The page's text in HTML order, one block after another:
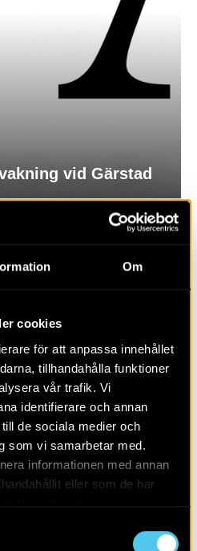
Om
cookies
för att anpassa innehållet
tillhandahålla funktioner
vår trafik. Vi
identifierare och annan
de sociala medier och
som vi samarbetar med.
informationen med annan
eller som de har
vid Gärstad